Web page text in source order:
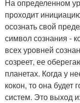
На определенном
проходит
осознать свой
символ сознания -
всех уровней
созреет, ее
планетах. Когда у
кокон, то она будет
систем. Это выход